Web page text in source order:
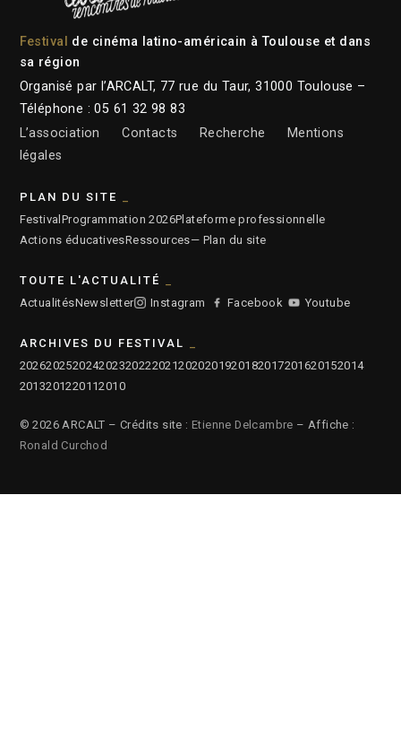
Festival
de cinéma latino-américain à Toulouse et dans
sa région
Organisé par l’ARCALT, 77 rue du Taur, 31000 Toulouse –
Téléphone : 05 61 32 98 83
L’association
Contacts Recherche
Mentions
légales
PLAN DU SITE
Festival Programmation 2026Plateforme professionnelle
Actions éducativesRessources— Plan du site
TOUTE L'ACTUALITÉ
ActualitésNewsletter Instagram Facebook Youtube
ARCHIVES DU FESTIVAL
2026202520242023202220212020201920182017201620152014
2013201220112010
© 2026 ARCALT – Crédits site : Etienne Delcambre – Affiche :
Ronald Curchod